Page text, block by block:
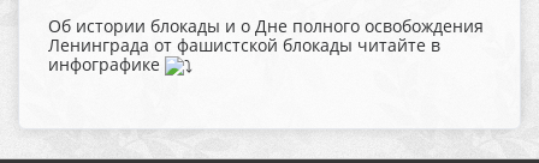
Об истории блокады и о Дне полного освобождения
Ленинграда от фашистской блокады читайте в
инфографике